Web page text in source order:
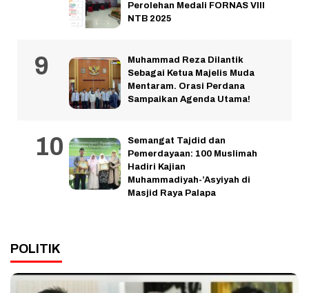
Perolehan Medali FORNAS VIII
NTB 2025
Muhammad Reza Dilantik
Sebagai Ketua Majelis Muda
Mentaram. Orasi Perdana
Sampaikan Agenda Utama!
Semangat Tajdid dan
Pemerdayaan: 100 Muslimah
Hadiri Kajian
Muhammadiyah-’Asyiyah di
Masjid Raya Palapa
POLITIK